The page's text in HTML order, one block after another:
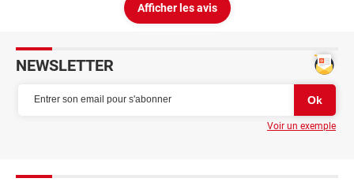
Afficher les avis
NEWSLETTER
Voir un exemple